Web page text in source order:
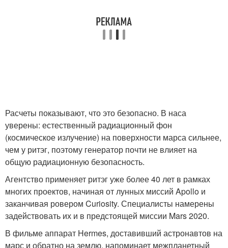
Расчеты показывают, что это безопасно. В наса
уверены: естественный радиационный фон
(космическое излучение) на поверхности марса сильнее,
чем у ритэг, поэтому генератор почти не влияет на
общую радиационную безопасность.
Агентство применяет ритэг уже более 40 лет в рамках
многих проектов, начиная от лунных миссий Apollo и
заканчивая ровером Curiosity. Специалисты намерены
задействовать их и в предстоящей миссии Mars 2020.
В фильме аппарат Hermes, доставивший астронавтов на
марс и обратно на землю, напоминает межпланетный